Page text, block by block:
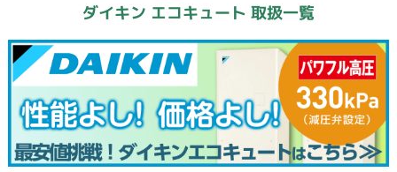
ダイキン エコキュート 取扱一覧